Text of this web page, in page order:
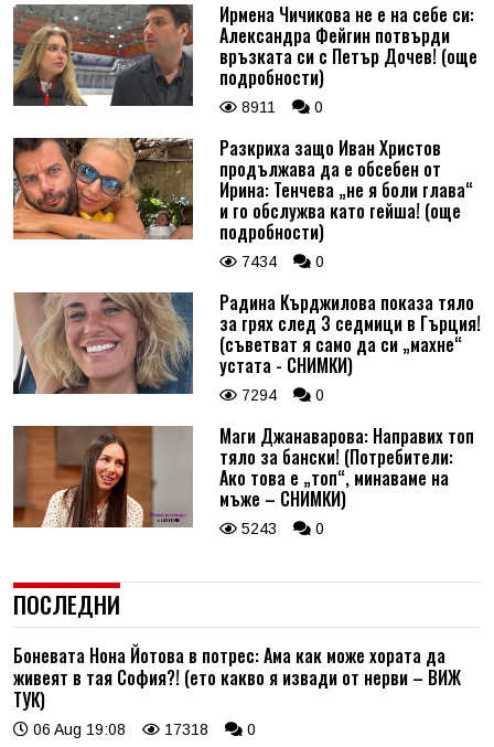
Ирмена Чичикова не е на себе си:
Александра Фейгин потвърди
връзката си с Петър Дочев! (още
подробности)
8911 0
Разкриха защо Иван Христов
продължава да е обсебен от
Ирина: Тенчева „не я боли глава“
и го обслужва като гейша! (още
подробности)
7434 0
Радина Кърджилова показа тяло
за грях след 3 седмици в Гърция!
(съветват я само да си „махне“
устата - СНИМКИ)
7294 0
Маги Джанаварова: Направих топ
тяло за бански! (Потребители:
Ако това е „топ“, минаваме на
мъже – СНИМКИ)
5243 0
ПОСЛЕДНИ
Боневата Нона Йотова в потрес: Ама как може хората да
живеят в тая София?! (ето какво я извади от нерви – ВИЖ
ТУК)
06 Aug 19:08 17318 0